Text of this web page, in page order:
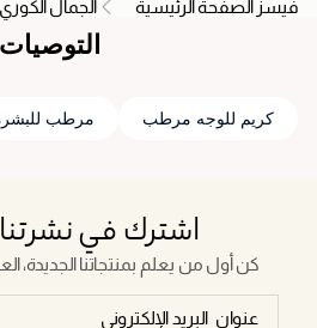
فيسز الصفحة الرئيسية الجمال الكوري
التوصيات
كريم للوجه مرطب مرطب
اشترك في نشرتنا
كن أول من يعلم بمنتجاتنا الجديدة،